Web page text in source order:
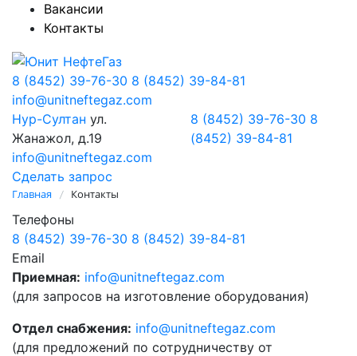
Вакансии
Контакты
8 (8452) 39-76-30 8 (8452) 39-84-81
info@unitneftegaz.com
Нур-Султан ул.
Жанажол, д.19
info@unitneftegaz.com
8 (8452) 39-76-30 8
(8452) 39-84-81
Сделать запрос
Главная / Контакты
Телефоны
8 (8452) 39-76-30 8 (8452) 39-84-81
Еmail
Приемная: info@unitneftegaz.com
(для запросов на изготовление оборудования)
Отдел снабжения: info@unitneftegaz.com
(для предложений по сотрудничеству от